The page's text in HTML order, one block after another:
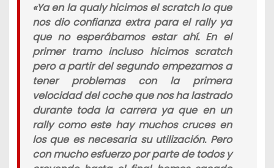
«Ya en la qualy hicimos el scratch lo que
nos dio confianza extra para el rally ya
que no esperábamos estar ahí. En el
primer tramo incluso hicimos scratch
pero a partir del segundo empezamos a
tener problemas con la primera
velocidad del coche que nos ha lastrado
durante toda la carrera ya que en un
rally como este hay muchos cruces en
los que es necesaria su utilización. Pero
con mucho esfuerzo por parte de todos y